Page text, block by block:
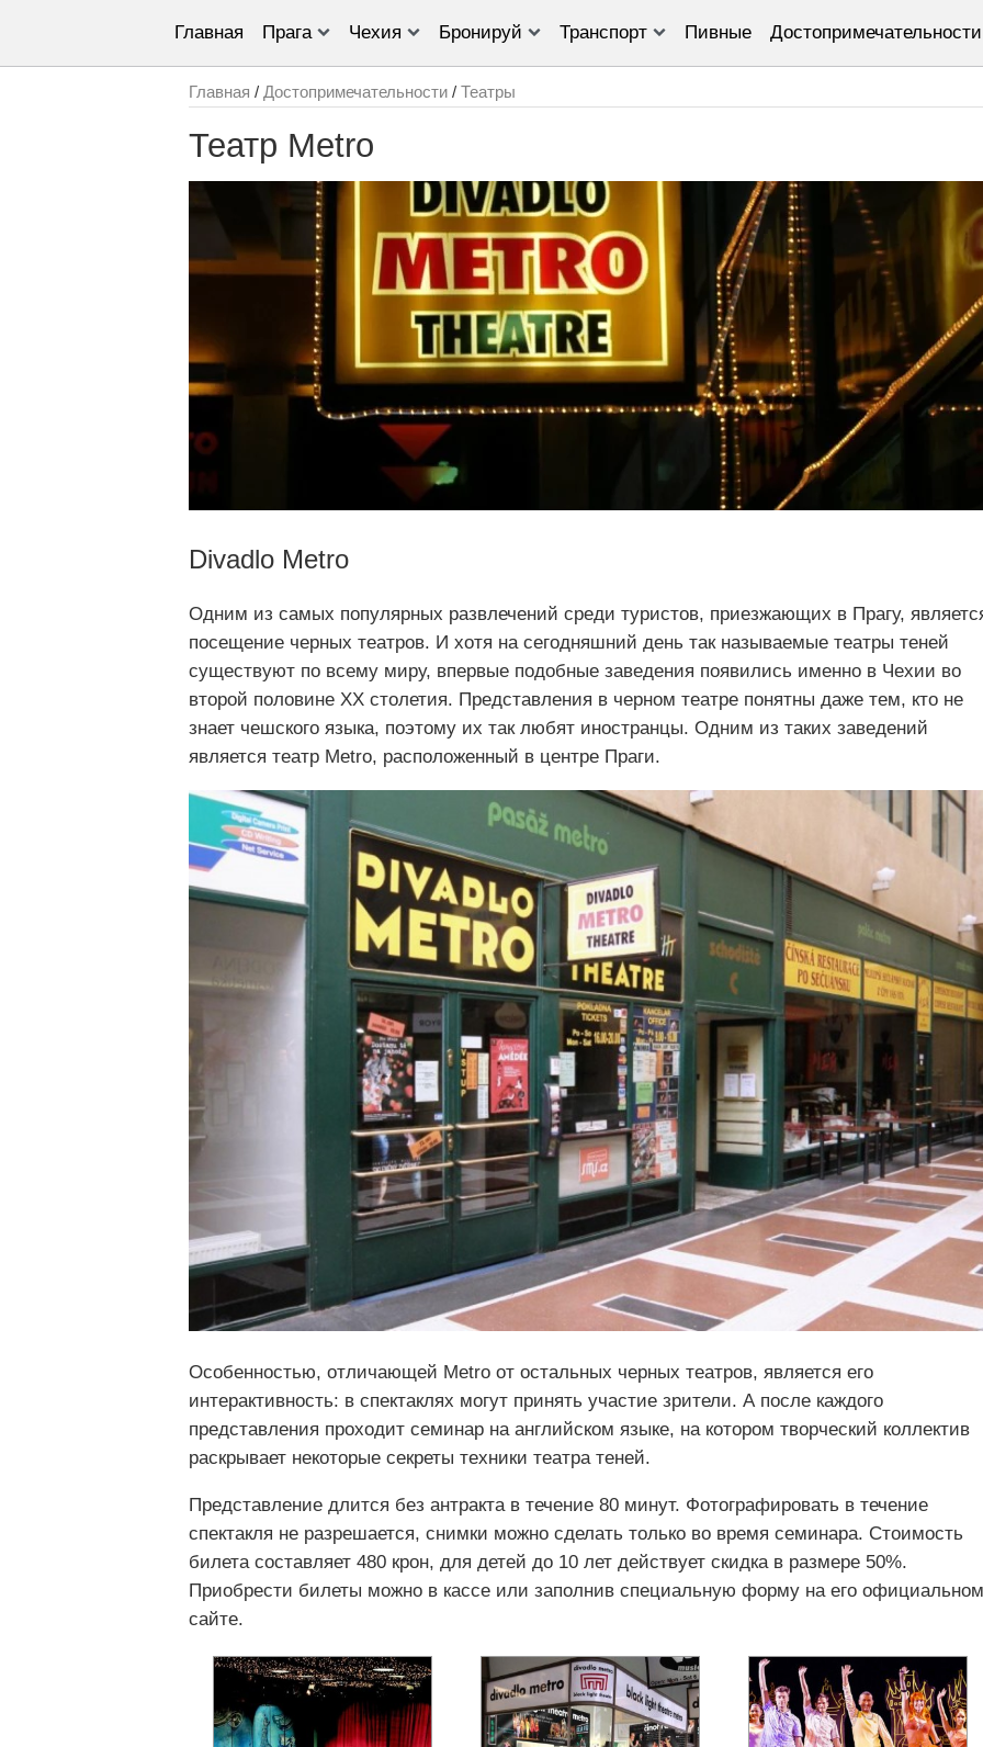
Главная Прага Чехия Бронируй Транспорт Пивные Достопримечательности
Главная / Достопримечательности / Театры
Театр Metro
Divadlo Metro
Одним из самых популярных развлечений среди туристов, приезжающих в Прагу,
посещение черных театров. И хотя на сегодняшний день так называемые театры теней
существуют по всему миру, впервые подобные заведения появились именно в Чехии во
второй половине XX столетия. Представления в черном театре понятны даже тем, кто не
знает чешского языка, поэтому их так любят иностранцы. Одним из таких заведений
является театр Metro, расположенный в центре Праги.
Особенностью, отличающей Metro от остальных черных театров, является его
интерактивность: в спектаклях могут принять участие зрители. А после каждого
представления проходит семинар на английском языке, на котором творческий коллектив
раскрывает некоторые секреты техники театра теней.
Представление длится без антракта в течение 80 минут. Фотографировать в течение
спектакля не разрешается, снимки можно сделать только во время семинара. Стоимость
билета составляет 480 крон, для детей до 10 лет действует скидка в размере 50%.
Приобрести билеты можно в кассе или заполнив специальную форму на его официальном
сайте.